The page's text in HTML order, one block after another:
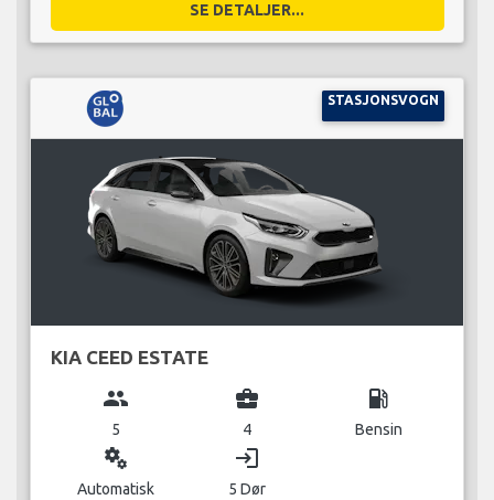
SE DETALJER...
STASJONSVOGN
KIA CEED ESTATE
group
5
business_center
4
local_gas_station
Bensin
miscellaneous_services
Automatisk
login
5 Dør